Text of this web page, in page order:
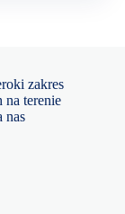
zakres
na terenie
nas